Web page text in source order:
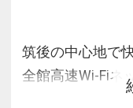
筑後の中心地で
全館高速Wi-Fiネ
客室空気清浄機